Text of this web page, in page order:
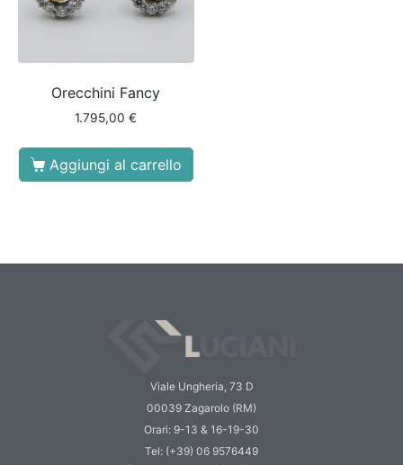
Orecchini Fancy
1.795,00€
Aggiungi al carrello
Viale Ungheria, 73 D
00039 Zagarolo (RM)
Orari: 9-13 & 16-19-30
Tel: (+39) 06 9576449